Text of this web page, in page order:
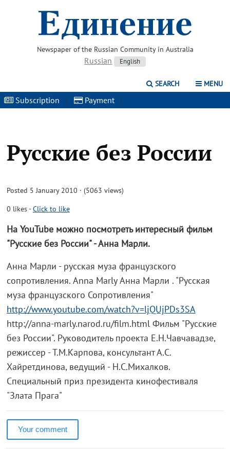
Newspaper of the Russian Community in Australia
Russian English
SEARCH MENU
Subscription | Payment |
Русские без России
Posted 5 January 2010 · (5063 views)
0 likes-Click to like
На YouTube можно посмотреть интересный фильм
"Русские без России" - Анна Марли.
Анна Марли - русская муза французского
сопротивления. Anna Marly Анна Марли . "Русская
муза французского Сопротивления"
http://www.youtube.com/watch?v=ljQUjPDs3SA
http://anna-marly.narod.ru/film.html Фильм "Русские
без России". Руководитель проекта Е.Н.Чавчавадзе,
режиссер - Т.М.Карпова, консультант А.С.
Хайретдинова, ведущий - Н.С.Михалков.
Специальный приз президента кинофестиваля
"Злата Прага"
Your comment